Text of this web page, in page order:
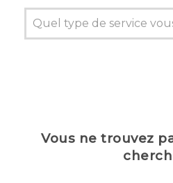
Vous ne trouvez